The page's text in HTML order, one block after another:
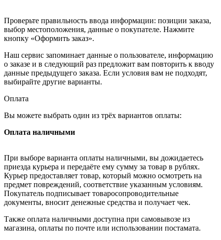
Проверьте правильность ввода информации: позиции заказа,
выбор местоположения, данные о покупателе. Нажмите
кнопку «Оформить заказ».
Наш сервис запоминает данные о пользователе, информацию
о заказе и в следующий раз предложит вам повторить к вводу
данные предыдущего заказа. Если условия вам не подходят,
выбирайте другие варианты.
Оплата
Вы можете выбрать один из трёх вариантов оплаты:
Оплата наличными
При выборе варианта оплаты наличными, вы дожидаетесь
приезда курьера и передаёте ему сумму за товар в рублях.
Курьер предоставляет товар, который можно осмотреть на
предмет повреждений, соответствие указанным условиям.
Покупатель подписывает товаросопроводительные
документы, вносит денежные средства и получает чек.
Также оплата наличными доступна при самовывозе из
магазина, оплаты по почте или использовании постамата.